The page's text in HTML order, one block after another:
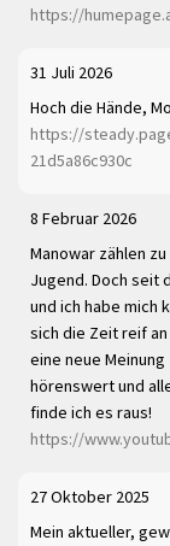
https://
31 Juli 2026
Hoch die Hände,
https://
21d5a86c930c
8 Februar 2026
Manowar zählen
Jugend. Doch seit
und ich habe mich
sich die Zeit reif
eine neue
hörenswert und
finde ich es raus!
https://
27 Oktober 2025
Mein aktueller,